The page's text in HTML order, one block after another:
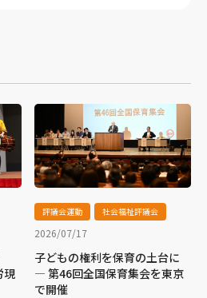
現
評議会運動 社会福祉評議会
2026/07/17
子どもの権利を保育の土台に
― 第46回全国保育集会を東京
で開催